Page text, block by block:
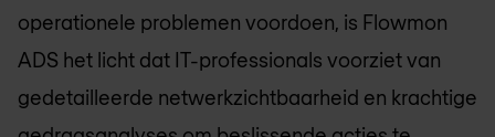
operationele problemen voordoen, is Flowmon
ADS het licht dat IT-professionals voorziet van
gedetailleerde netwerkzichtbaarheid en krachtige